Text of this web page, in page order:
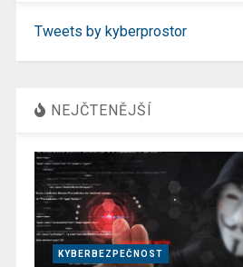
Tweets by kyberprostor
NEJČTENĚJŠÍ
KYBERBEZPEČNOST